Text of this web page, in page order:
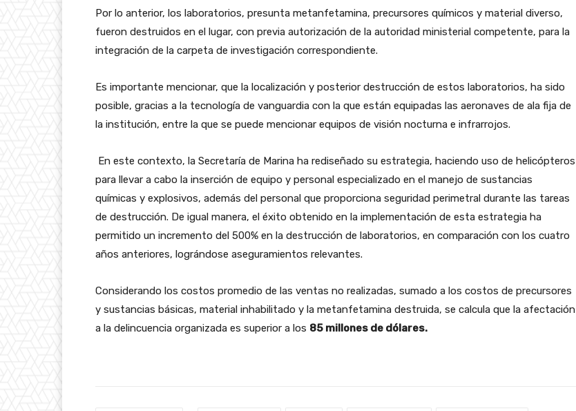
Por lo anterior, los laboratorios, presunta metanfetamina, precursores químicos y material diverso,
fueron destruidos en el lugar, con previa autorización de la autoridad ministerial competente, para la
integración de la carpeta de investigación correspondiente.
Es importante mencionar, que la localización y posterior destrucción de estos laboratorios, ha sido
posible, gracias a la tecnología de vanguardia con la que están equipadas las aeronaves de ala fija de
la institución, entre la que se puede mencionar equipos de visión nocturna e infrarrojos.
En este contexto, la Secretaría de Marina ha rediseñado su estrategia, haciendo uso de helicópteros
para llevar a cabo la inserción de equipo y personal especializado en el manejo de sustancias
químicas y explosivos, además del personal que proporciona seguridad perimetral durante las tareas
de destrucción. De igual manera, el éxito obtenido en la implementación de esta estrategia ha
permitido un incremento del 500% en la destrucción de laboratorios, en comparación con los cuatro
años anteriores, lográndose aseguramientos relevantes.
Considerando los costos promedio de las ventas no realizadas, sumado a los costos de precursores
y sustancias básicas, material inhabilitado y la metanfetamina destruida, se calcula que la afectación
a la delincuencia organizada es superior a los 85 millones de dólares.